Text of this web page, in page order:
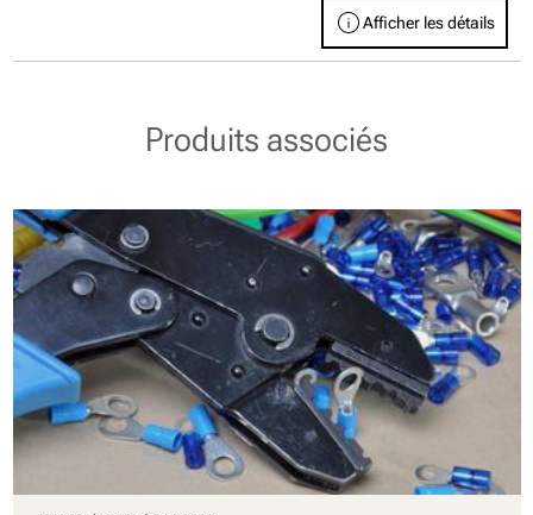
infoAfficher les détails
Produits associés